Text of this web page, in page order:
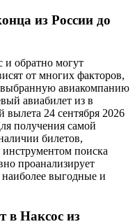
из России до
обратно могут
от многих факторов,
выбранную авиакомпанию
авиабилет из в
вылета 24 сентября 2026
получения самой
билетов,
поиска
проанализирует
выгодные и
в Наксос из